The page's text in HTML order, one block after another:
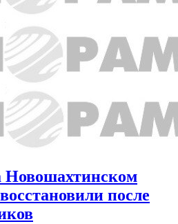
Новошахтинском
после